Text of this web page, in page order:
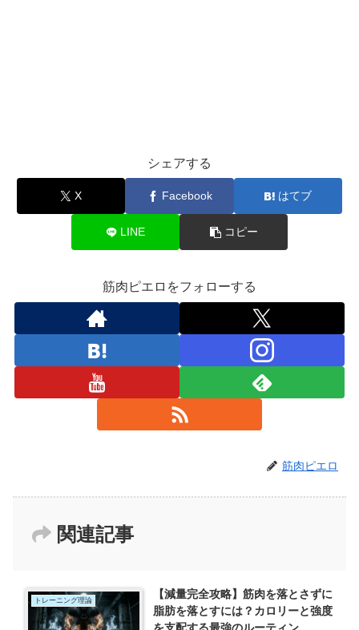
シェアする
X Facebook はてブ
LINE コピー
筋肉ピエロをフォローする
筋肉ピエロ
関連記事
トレーニング理論
【減量完全攻略】筋肉を落とさずに
脂肪を落とすには？カロリーと強度